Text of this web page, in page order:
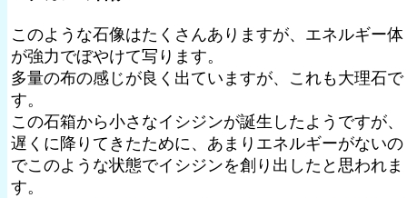
このような石像はたくさんありますが、エネルギー体
が強力でぼやけて写ります。
多量の布の感じが良く出ていますが、これも大理石で
す。
この石箱から小さなイシジンが誕生したようですが、
遅くに降りてきたために、あまりエネルギーがないの
でこのような状態でイシジンを創り出したと思われま
す。